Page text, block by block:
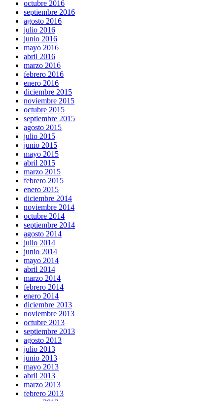
octubre 2016
septiembre 2016
agosto 2016
julio 2016
junio 2016
mayo 2016
abril 2016
marzo 2016
febrero 2016
enero 2016
diciembre 2015
noviembre 2015
octubre 2015
septiembre 2015
agosto 2015
julio 2015
junio 2015
mayo 2015
abril 2015
marzo 2015
febrero 2015
enero 2015
diciembre 2014
noviembre 2014
octubre 2014
septiembre 2014
agosto 2014
julio 2014
junio 2014
mayo 2014
abril 2014
marzo 2014
febrero 2014
enero 2014
diciembre 2013
noviembre 2013
octubre 2013
septiembre 2013
agosto 2013
julio 2013
junio 2013
mayo 2013
abril 2013
marzo 2013
febrero 2013